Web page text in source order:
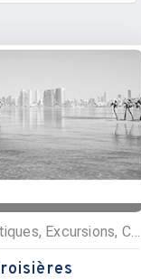
Activités nautiques, Excursions, Croisières